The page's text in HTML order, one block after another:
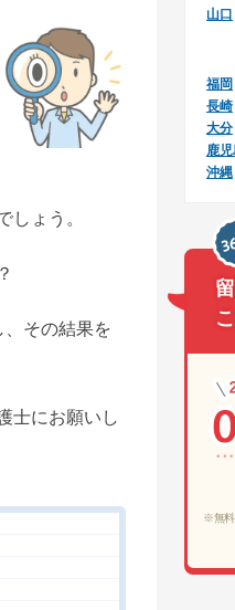
しょう。
その結果を
士にお願いし
山口
福岡
長崎
大分
鹿
沖縄
※無料